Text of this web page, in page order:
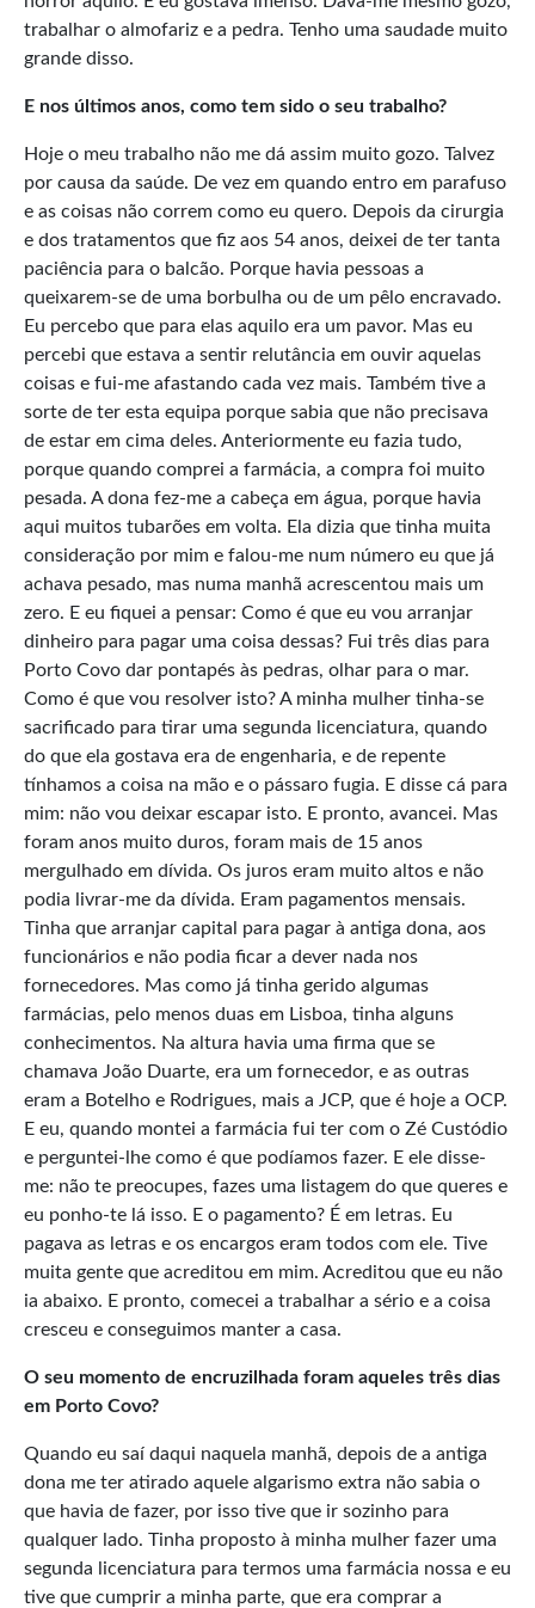
trabalhar o almofariz e a pedra. Tenho uma saudade muito
grande disso.
E nos últimos anos, como tem sido o seu trabalho?
Hoje o meu trabalho não me dá assim muito gozo. Talvez
por causa da saúde. De vez em quando entro em parafuso
e as coisas não correm como eu quero. Depois da cirurgia
e dos tratamentos que fiz aos 54 anos, deixei de ter tanta
paciência para o balcão. Porque havia pessoas a
queixarem-se de uma borbulha ou de um pêlo encravado.
Eu percebo que para elas aquilo era um pavor. Mas eu
percebi que estava a sentir relutância em ouvir aquelas
coisas e fui-me afastando cada vez mais. Também tive a
sorte de ter esta equipa porque sabia que não precisava
de estar em cima deles. Anteriormente eu fazia tudo,
porque quando comprei a farmácia, a compra foi muito
pesada. A dona fez-me a cabeça em água, porque havia
aqui muitos tubarões em volta. Ela dizia que tinha muita
consideração por mim e falou-me num número eu que já
achava pesado, mas numa manhã acrescentou mais um
zero. E eu fiquei a pensar: Como é que eu vou arranjar
dinheiro para pagar uma coisa dessas? Fui três dias para
Porto Covo dar pontapés às pedras, olhar para o mar.
Como é que vou resolver isto? A minha mulher tinha-se
sacrificado para tirar uma segunda licenciatura, quando
do que ela gostava era de engenharia, e de repente
tínhamos a coisa na mão e o pássaro fugia. E disse cá para
mim: não vou deixar escapar isto. E pronto, avancei. Mas
foram anos muito duros, foram mais de 15 anos
mergulhado em dívida. Os juros eram muito altos e não
podia livrar-me da dívida. Eram pagamentos mensais.
Tinha que arranjar capital para pagar à antiga dona, aos
funcionários e não podia ficar a dever nada nos
fornecedores. Mas como já tinha gerido algumas
farmácias, pelo menos duas em Lisboa, tinha alguns
conhecimentos. Na altura havia uma firma que se
chamava João Duarte, era um fornecedor, e as outras
eram a Botelho e Rodrigues, mais a JCP, que é hoje a OCP.
E eu, quando montei a farmácia fui ter com o Zé Custódio
e perguntei-lhe como é que podíamos fazer. E ele disse-
me: não te preocupes, fazes uma listagem do que queres e
eu ponho-te lá isso. E o pagamento? É em letras. Eu
pagava as letras e os encargos eram todos com ele. Tive
muita gente que acreditou em mim. Acreditou que eu não
ia abaixo. E pronto, comecei a trabalhar a sério e a coisa
cresceu e conseguimos manter a casa.
O seu momento de encruzilhada foram aqueles três dias
em Porto Covo?
Quando eu saí daqui naquela manhã, depois de a antiga
dona me ter atirado aquele algarismo extra não sabia o
que havia de fazer, por isso tive que ir sozinho para
qualquer lado. Tinha proposto à minha mulher fazer uma
segunda licenciatura para termos uma farmácia nossa e eu
tive que cumprir a minha parte, que era comprar a